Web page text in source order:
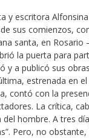
escritora
sus comienzos,
santa, en
la puerta para
y a publicó sus
estrenada en el
contó con la
La crítica,
hombre. A tres
Pero, no